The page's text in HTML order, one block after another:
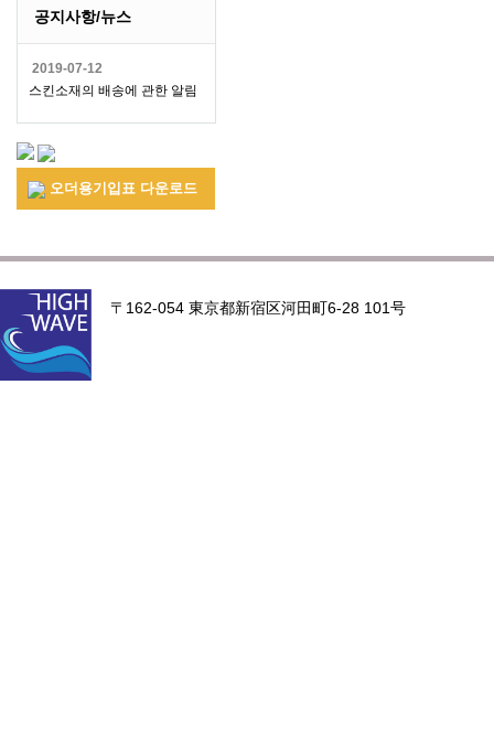
공지사항/뉴스
2019-07-12
스킨소재의 배송에 관한 알림
오더용기입표 다운로드
〒162-054 東京都新宿区河田町6-28 101号